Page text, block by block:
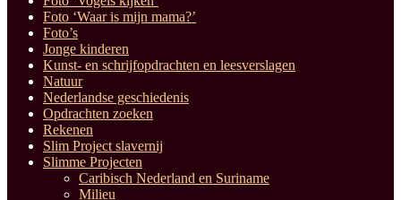
Foto ‘Waar is mijn mama?’
Foto’s
Jonge kinderen
Kunst- en schrijfopdrachten en leesverslagen
Natuur
Nederlandse geschiedenis
Opdrachten zoeken
Rekenen
Slim Project slavernij
Slimme Projecten
Caribisch Nederland en Suriname
Milieu